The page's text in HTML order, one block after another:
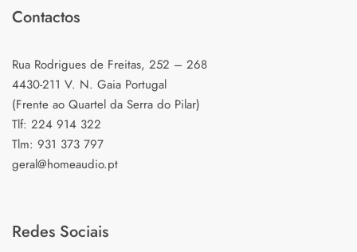
Contactos
Rua Rodrigues de Freitas, 252 – 268
4430-211 V. N. Gaia Portugal
(Frente ao Quartel da Serra do Pilar)
Tlf: 224 914 322
Tlm: 931 373 797
geral@homeaudio.pt
Redes Sociais